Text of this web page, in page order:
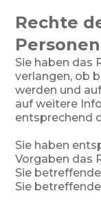
Rechte
Personen
Sie haben das
verlangen, ob
werden und
auf weitere
entsprechend
Sie haben
Vorgaben das
Sie
Sie